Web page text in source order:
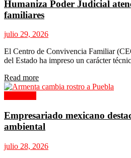
Humaniza Poder Judicial
familiares
julio 29, 2026
El Centro de Convivencia Familiar
del Estado ha impreso un carácter
Read moreDetails
Empresariado mexicano
ambiental
julio 28, 2026